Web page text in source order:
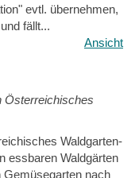
evtl. übernehmen,
fällt...
Ansicht
Österreichisches
Waldgarten-
essbaren Waldgärten
Gemüsegarten nach